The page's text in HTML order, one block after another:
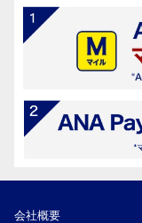
会社概要